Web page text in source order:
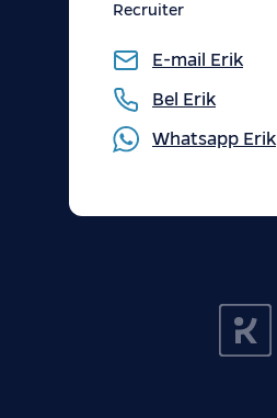
Recruiter
E-mail Erik
Bel Erik
Whatsapp Erik